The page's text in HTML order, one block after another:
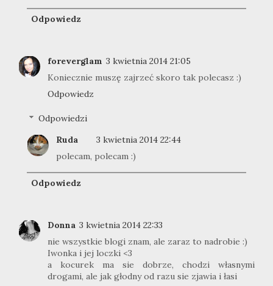
Odpowiedz
foreverglam 3 kwietnia 2014 21:05
Koniecznie muszę zajrzeć skoro tak polecasz :)
Odpowiedz
Odpowiedzi
Ruda
3 kwietnia 2014 22:44
polecam, polecam :)
Odpowiedz
Donna 3 kwietnia 2014 22:33
nie wszystkie blogi znam, ale zaraz to nadrobie :)
Iwonka i jej loczki <3
a kocurek ma sie dobrze, chodzi własnymi
drogami, ale jak głodny od razu sie zjawia i łasi